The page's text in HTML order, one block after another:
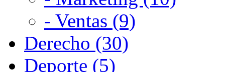
- Ventas (9)
Derecho (30)
Deporte (5)